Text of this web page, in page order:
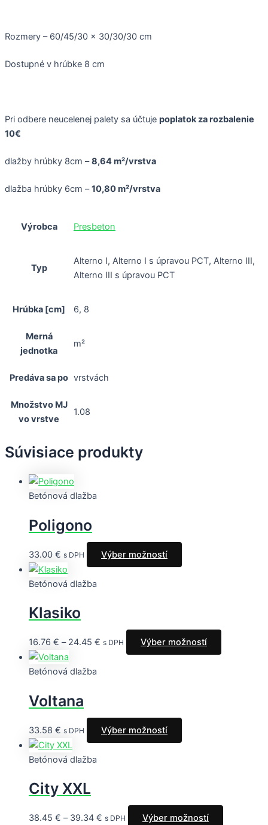
Rozmery – 60/45/30 x 30/30/30 cm
Dostupné v hrúbke 8 cm
Pri odbere neucelenej palety sa účtuje poplatok za rozbalenie
10€
dlažby hrúbky 8cm –8,64 m²/vrstva
dlažba hrúbky 6cm –10,80 m²/vrstva
Výrobca Presbeton
Typ
Alterno I, Alterno I s úpravou PCT, Alterno III,
Alterno III s úpravou PCT
Hrúbka [cm] 6, 8
Merná
jednotka
m²
Predáva sa po vrstvách
Množstvo MJ
vo vrstve
1.08
Súvisiace produkty
Betónová dlažba
Poligono
33.00 € s DPH Výber možností
Betónová dlažba
Klasiko
16.76 € – 24.45 € s DPH Výber možností
Betónová dlažba
Voltana
33.58 € s DPH Výber možností
Betónová dlažba
City XXL
38.45 € – 39.34 € s DPH Výber možností